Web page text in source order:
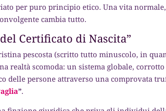
per puro principio etico. Una vita
cambia tutto.
Certificato di Nascita”
pescosta (scritto tutto minuscolo, in
realtà scomoda: un sistema globale,
delle persone attraverso una comprovata
”.